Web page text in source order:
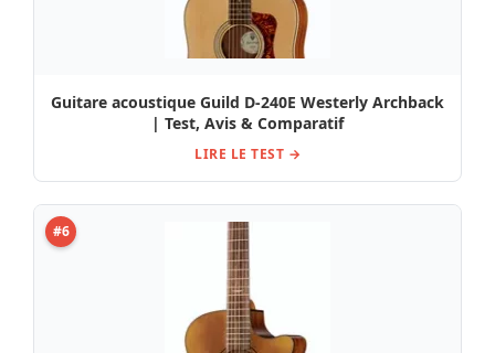
Guitare acoustique Guild D-240E Westerly Archback
| Test, Avis & Comparatif
LIRE LE TEST →
#6